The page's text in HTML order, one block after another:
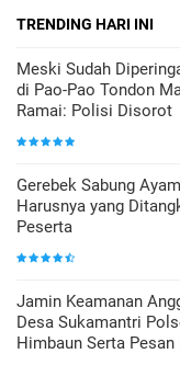
TRENDING HARI INI
Meski Sudah
di Pao-Pao Tondon
Ramai: Polisi Disorot
Gerebek Sabung
Harusnya yang
Peserta
Jamin Keamanan
Desa Sukamantri
Himbaun Serta